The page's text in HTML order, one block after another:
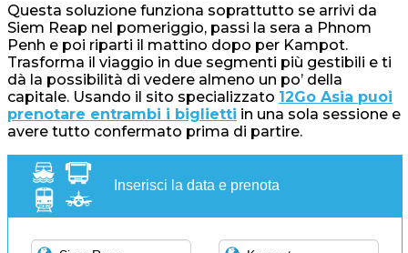
Questa soluzione funziona soprattutto se arrivi da
Siem Reap nel pomeriggio, passi la sera a Phnom
Penh e poi riparti il mattino dopo per Kampot.
Trasforma il viaggio in due segmenti più gestibili e ti
dà la possibilità di vedere almeno un po’ della
capitale. Usando il sito specializzato 12Go Asia puoi
prenotare entrambi i biglietti in una sola sessione e
avere tutto confermato prima di partire.
Inserisci la data e prenota